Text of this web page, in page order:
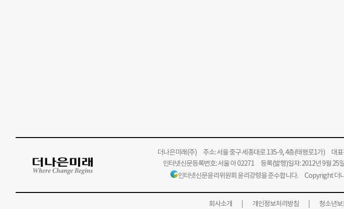
더나은미래(주)주소: 서울 중구 세종대로 135-9, 4층(태평로1가) 대
인터넷신문등록번호: 서울 아 02271 등록(발행)일자: 2012년 9월
인터넷신문윤리위원회 윤리강령을 준수합니다. Copyright 더
회사소개 개인정보처리방침 청소년